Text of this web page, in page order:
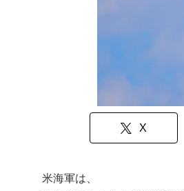
X
米海軍は、